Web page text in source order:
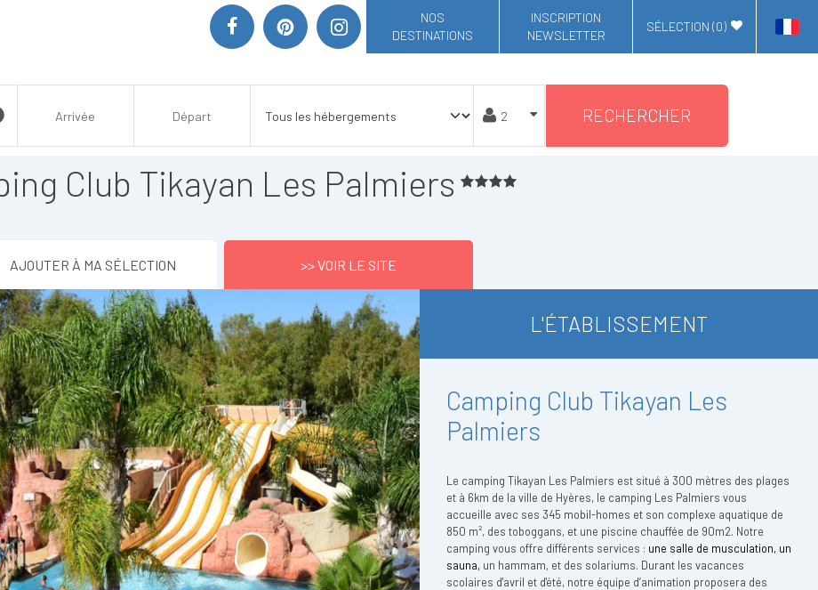
NOS
DESTINATIONS
INSCRIPTION
NEWSLETTER
SÉLECTION (0)
RECHERCHER
Club Tikayan Les Palmiers
AJOUTER À MA SÉLECTION >> VOIR LE SITE
L'ÉTABLISSEMENT
Camping Club Tikayan Les
Palmiers
Le camping Tikayan Les Palmiers est situé à 300 mètres des plages
et à 6km de la ville de Hyères, le camping Les Palmiers vous
accueille avec ses 345 mobil-homes et son complexe aquatique de
850 m², des toboggans, et une piscine chauffée de 90m2. Notre
camping vous offre différents services : une salle de musculation, un
sauna, un hammam, et des solariums. Durant les vacances
scolaires d'avril et d'été, notre équipe d’animation proposera des